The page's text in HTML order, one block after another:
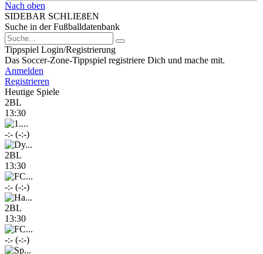
Nach oben
SIDEBAR SCHLIEßEN
Suche in der Fußballdatenbank
Tippspiel Login/Registrierung
Das Soccer-Zone-Tippspiel registriere Dich und mache mit.
Anmelden
Registrieren
Heutige Spiele
2BL
13:30
-:- (-:-)
2BL
13:30
-:- (-:-)
2BL
13:30
-:- (-:-)